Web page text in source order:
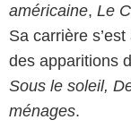
américaine, Le
Sa carrière
des apparitions
Sous le soleil,
ménages.